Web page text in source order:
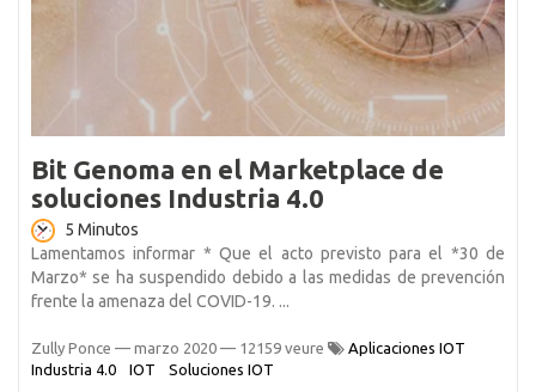
Bit Genoma en el Marketplace de
soluciones Industria 4.0
5 Minutos
Lamentamos informar * Que el acto previsto para el *30 de
Marzo* se ha suspendido debido a las medidas de prevención
frente la amenaza del COVID-19. ...
Zully Ponce — marzo 2020 — 12159 veure
Aplicaciones IOT
Industria 4.0
IOT Soluciones IOT